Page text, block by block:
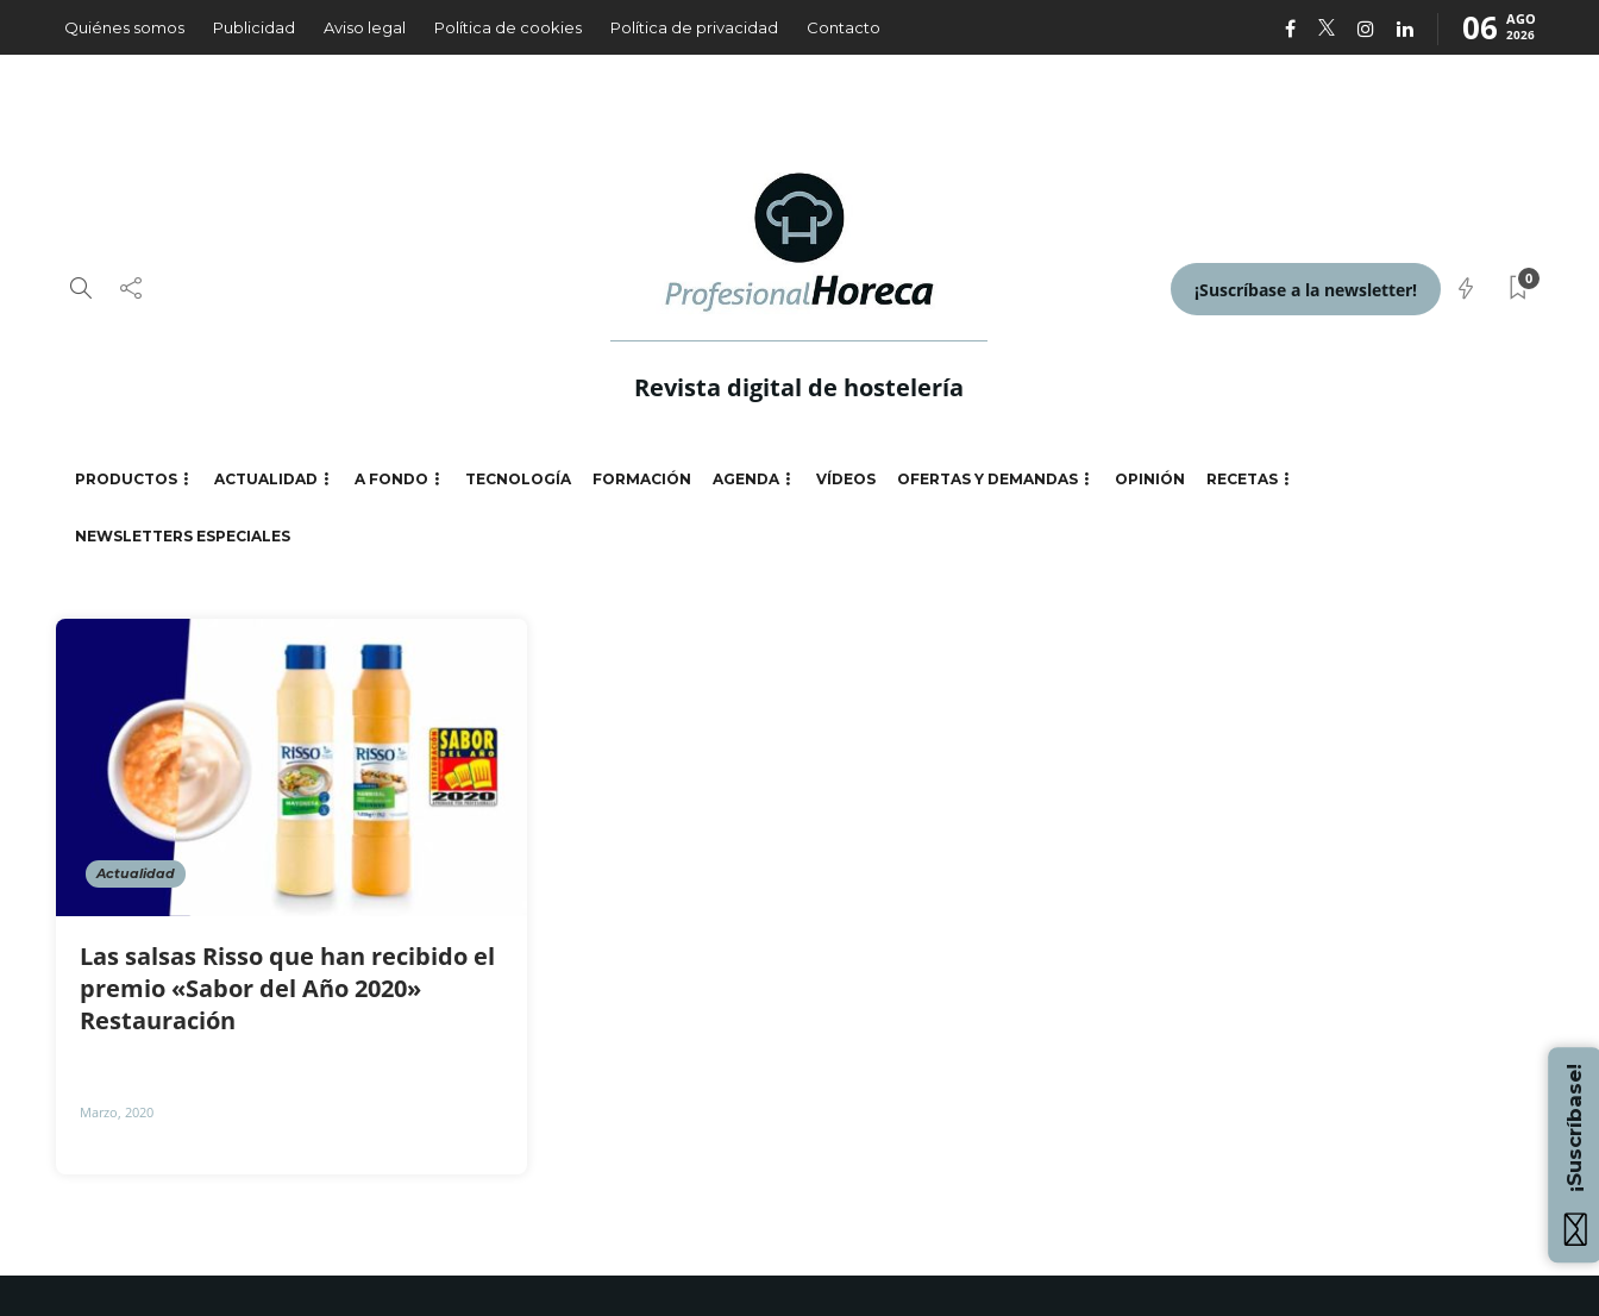
Quiénes somos Publicidad Aviso legal Política de cookies Política de privacidad Contacto 06 AGO
2026
Revista digital de hostelería
¡Suscríbase a la newsletter!
0
PRODUCTOS ACTUALIDAD A FONDO TECNOLOGÍA FORMACIÓN AGENDA VÍDEOS OFERTAS Y DEMANDAS OPINIÓN RECETAS
NEWSLETTERS ESPECIALES
Actualidad
Las salsas Risso que han recibido el
premio «Sabor del Año 2020»
Restauración
Marzo, 2020 ¡Suscríbase!